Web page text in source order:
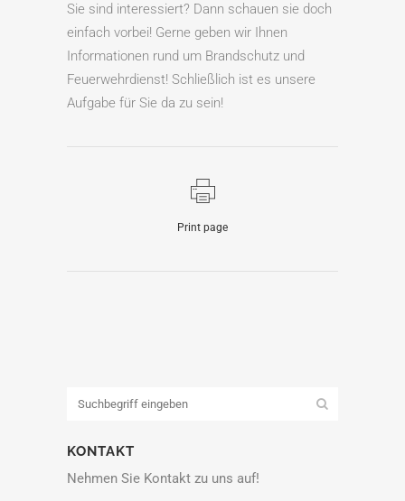
Sie sind interessiert? Dann schauen sie doch
einfach vorbei! Gerne geben wir Ihnen
Informationen rund um Brandschutz und
Feuerwehrdienst! Schließlich ist es unsere
Aufgabe für Sie da zu sein!
Print page
KONTAKT
Nehmen Sie Kontakt zu uns auf!